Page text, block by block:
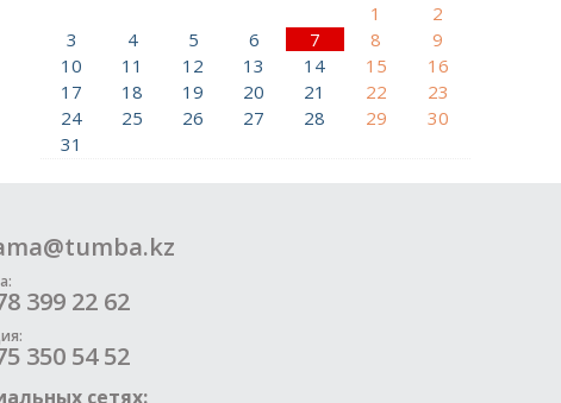
1
2
3
4 5 6 7 8
9
10
11 12 13 14 15
16
17
18 19 20 21 22
23
24
25 26 27 28 29
30
31
399 22 62
350 54 52
сетях: